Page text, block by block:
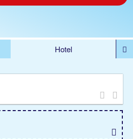
Hotel
Privattransfer